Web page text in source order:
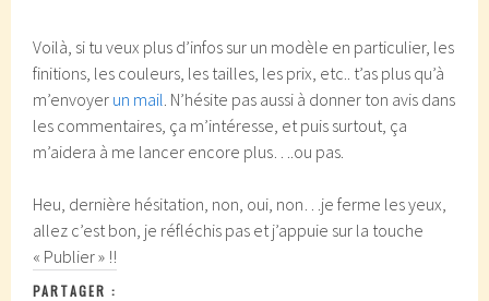
Voilà, si tu veux plus d’infos sur un modèle en particulier, les
finitions, les couleurs, les tailles, les prix, etc.. t’as plus qu’à
m’envoyer un mail. N’hésite pas aussi à donner ton avis dans
les commentaires, ça m’intéresse, et puis surtout, ça
m’aidera à me lancer encore plus….ou pas.
Heu, dernière hésitation, non, oui, non…je ferme les yeux,
allez c’est bon, je réfléchis pas et j’appuie sur la touche
« Publier » !!
PARTAGER :